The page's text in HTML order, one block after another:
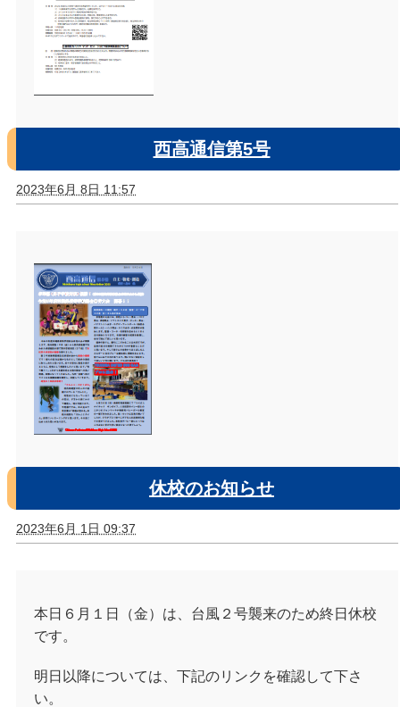
西高通信第5号
2023年6月 8日 11:57
休校のお知らせ
2023年6月 1日 09:37
本日６月１日（金）は、台風２号襲来のため終日休校
です。
明日以降については、下記のリンクを確認して下さ
い。